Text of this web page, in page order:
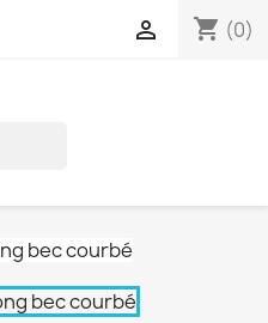
shopping_cart (0)
